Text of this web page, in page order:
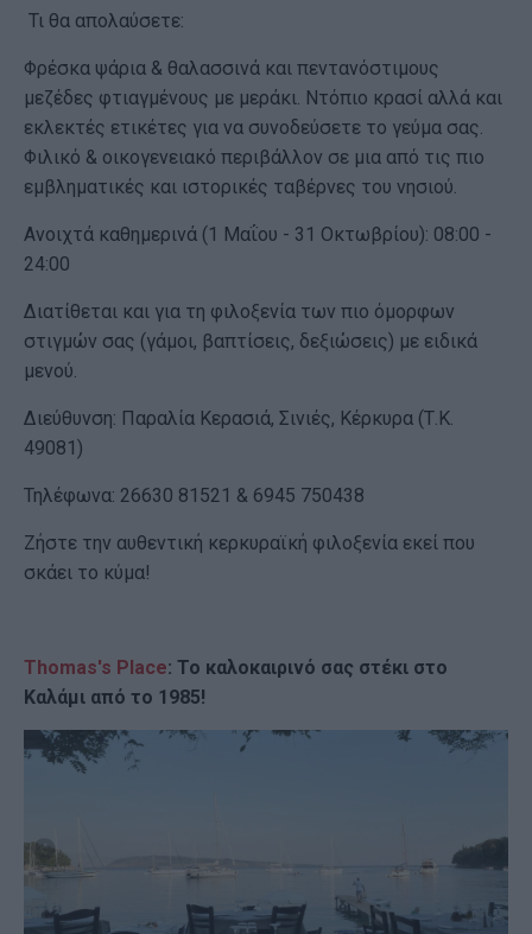
Τι θα απολαύσετε:
Φρέσκα ψάρια & θαλασσινά και πεντανόστιμους
μεζέδες φτιαγμένους με μεράκι. Ντόπιο κρασί αλλά και
εκλεκτές ετικέτες για να συνοδεύσετε το γεύμα σας.
Φιλικό & οικογενειακό περιβάλλον σε μια από τις πιο
εμβληματικές και ιστορικές ταβέρνες του νησιού.
Ανοιχτά καθημερινά (1 Μαΐου - 31 Οκτωβρίου): 08:00 -
24:00
Διατίθεται και για τη φιλοξενία των πιο όμορφων
στιγμών σας (γάμοι, βαπτίσεις, δεξιώσεις) με ειδικά
μενού.
Διεύθυνση: Παραλία Κερασιά, Σινιές, Κέρκυρα (Τ.Κ.
49081)
Τηλέφωνα: 26630 81521 & 6945 750438
Ζήστε την αυθεντική κερκυραϊκή φιλοξενία εκεί που
σκάει το κύμα!
Thomas's Place: Το καλοκαιρινό σας στέκι στο
Καλάμι από το 1985!